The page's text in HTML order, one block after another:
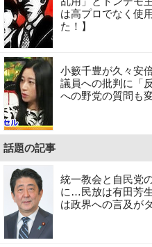
は高プロでなく使
た！】
小籔千豊が久々安
議員への批判に「
への野党の質問も
話題の記事
統一教会と自民党
に…民放は有田芳
は政界への言及が